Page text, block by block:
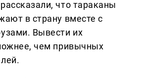
что тараканы
в страну вместе с
Вывести их
чем привычных